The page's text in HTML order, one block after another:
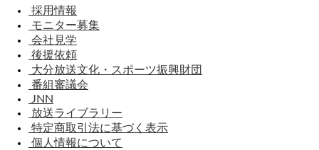
採用情報
モニター募集
会社見学
後援依頼
大分放送文化・スポーツ振興財団
番組審議会
JNN
放送ライブラリー
特定商取引法に基づく表示
個人情報について